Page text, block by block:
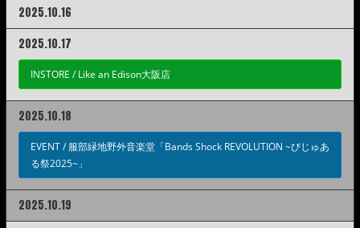
2025.10.16
2025.10.17
INSTORE /Like an Edison大阪店
2025.10.18
EVENT /服部緑地野外音楽堂「Bands Shock REVOLUTION ~びじゅあ
る祭2025~」
2025.10.19